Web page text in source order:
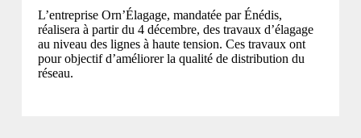
L’entreprise Orn’Élagage, mandatée par Énédis,
réalisera à partir du 4 décembre, des travaux d’élagage
au niveau des lignes à haute tension. Ces travaux ont
pour objectif d’améliorer la qualité de distribution du
réseau.